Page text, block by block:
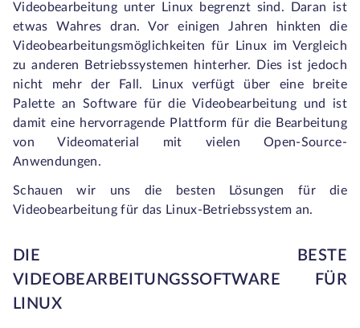
Videobearbeitung unter Linux begrenzt sind. Daran ist
etwas Wahres dran. Vor einigen Jahren hinkten die
Videobearbeitungsmöglichkeiten für Linux im Vergleich
zu anderen Betriebssystemen hinterher. Dies ist jedoch
nicht mehr der Fall. Linux verfügt über eine breite
Palette an Software für die Videobearbeitung und ist
damit eine hervorragende Plattform für die Bearbeitung
von Videomaterial mit vielen Open-Source-
Anwendungen.
Schauen wir uns die besten Lösungen für die
Videobearbeitung für das Linux-Betriebssystem an.
DIE BESTE
VIDEOBEARBEITUNGSSOFTWARE FÜR
LINUX